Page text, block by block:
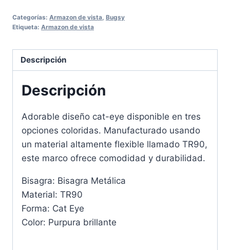
Categorías: Armazon de vista, Bugsy
Etiqueta: Armazon de vista
Descripción
Descripción
Adorable diseño cat-eye disponible en tres
opciones coloridas. Manufacturado usando
un material altamente flexible llamado TR90,
este marco ofrece comodidad y durabilidad.
Bisagra: Bisagra Metálica
Material: TR90
Forma: Cat Eye
Color: Purpura brillante